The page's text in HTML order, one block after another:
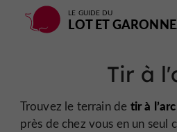
LE GUIDE DU
LOT ET GARONNE
Tir à
Trouvez le terrain de tir à l’arc
près de chez vous en un seul